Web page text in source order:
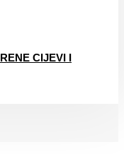
CIJEVI I